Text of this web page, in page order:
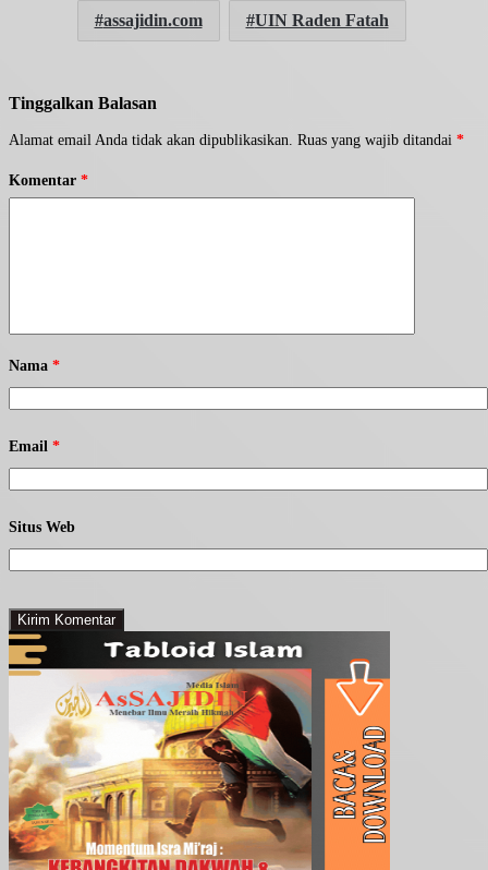
assajidin.com UIN Raden Fatah
Tinggalkan Balasan
Alamat email Anda tidak akan dipublikasikan. Ruas yang wajib ditandai *
Komentar *
Nama *
Email *
Situs Web